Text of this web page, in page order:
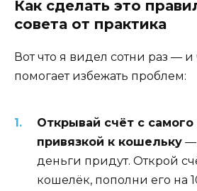
Как сделать это
совета от практика
Вот что я видел сотни раз — и
помогает избежать проблем:
Открывай счёт с самого
привязкой к кошельку —
деньги придут. Открой
кошелёк, пополни его на